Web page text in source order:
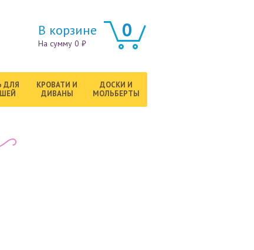
В корзине
На сумму 0 ₽
0
ДЛЯ
КРОВАТИ И
ДИВАНЫ
ДОСКИ И
МОЛЬБЕРТЫ